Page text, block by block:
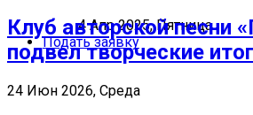
4 Апр 2025, Пятница
Подать заявку
Клуб авторской песни
подвел творческие
24 Июн 2026, Среда